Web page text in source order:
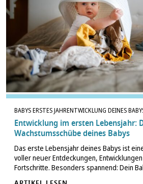
BABYS ERSTES JAHRENTWICKLUNG DEINES
Entwicklung im ersten Lebensjahr:
Wachstumsschübe deines Babys
Das erste Lebensjahr deines Babys ist
voller neuer Entdeckungen,
Fortschritte. Besonders spannend: Dein